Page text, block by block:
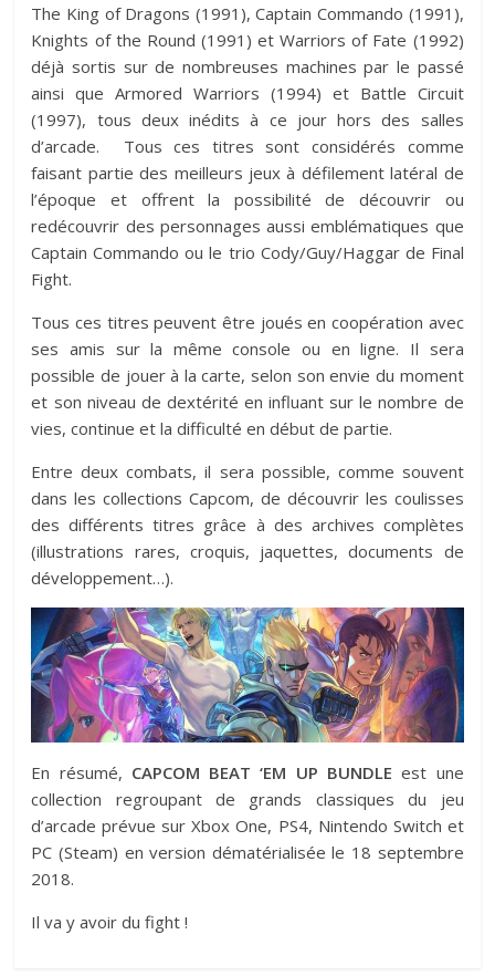
The King of Dragons (1991), Captain Commando (1991),
Knights of the Round (1991) et Warriors of Fate (1992)
déjà sortis sur de nombreuses machines par le passé
ainsi que Armored Warriors (1994) et Battle Circuit
(1997), tous deux inédits à ce jour hors des salles
d’arcade. Tous ces titres sont considérés comme
faisant partie des meilleurs jeux à défilement latéral de
l’époque et offrent la possibilité de découvrir ou
redécouvrir des personnages aussi emblématiques que
Captain Commando ou le trio Cody/Guy/Haggar de Final
Fight.
Tous ces titres peuvent être joués en coopération avec
ses amis sur la même console ou en ligne. Il sera
possible de jouer à la carte, selon son envie du moment
et son niveau de dextérité en influant sur le nombre de
vies, continue et la difficulté en début de partie.
Entre deux combats, il sera possible, comme souvent
dans les collections Capcom, de découvrir les coulisses
des différents titres grâce à des archives complètes
(illustrations rares, croquis, jaquettes, documents de
développement…).
En résumé, CAPCOM BEAT ‘EM UP BUNDLEest une
collection regroupant de grands classiques du jeu
d’arcade prévue sur Xbox One, PS4, Nintendo Switch et
PC (Steam) en version dématérialisée le 18 septembre
2018.
Il va y avoir du fight !